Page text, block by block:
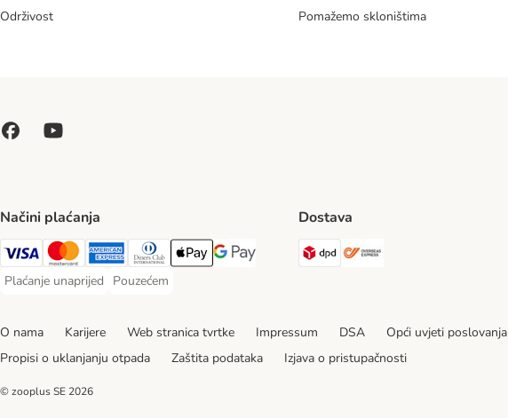
Održivost
Pomažemo skloništima
Načini plaćanja
Visa Payment Method
MasterCard Payment Method
American Express Payment Method
Diners Club Payment Method
Payment MethodGoogle pay Payment Method
Plaćanje unaprijed
Plaćanje unaprijed Payment Method
Pouzećem
Pouzećem Payment Method
Dostava
DPD Shipping Method
O nama Karijere Web stranica tvrtke Impressum DSA Opći uvjeti poslovanja
Propisi o uklanjanju otpada
Zaštita podataka Izjava o pristupačnosti
© zooplus SE 2026